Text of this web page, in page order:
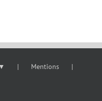
▼
Mentions